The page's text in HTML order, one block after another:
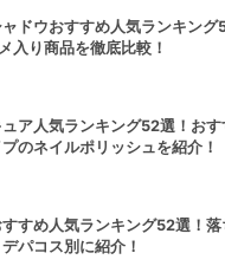
ャドウおすすめ人気ランキン
入り商品を徹底比較！
ュア人気ランキング52選！お
のネイルポリッシュを紹介！
すすめ人気ランキング52選！
パコス別に紹介！